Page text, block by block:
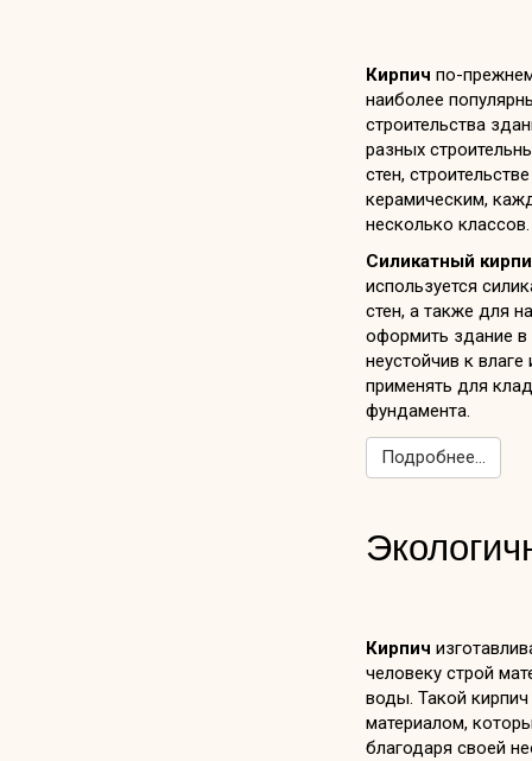
Кирпич по-
наиболее
строительства
разных
стен,
керамическим,
несколько классов.
Силикатный
используется
стен, а также для
оформить здание в
неустойчив к
применять для
фундамента.
Подробнее...
Кирпич
человеку строй
воды. Такой
материалом,
благодаря своей